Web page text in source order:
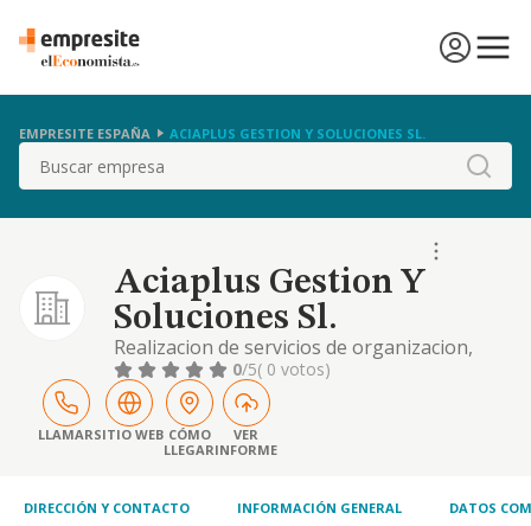
EMPRESITE ESPAÑA ACIAPLUS GESTION Y SOLUCIONES SL.
Buscar
Aciaplus Gestion Y
Soluciones Sl.
Realizacion de servicios de organizacion,
inspeccion, formacion, evaluacionde la
conformidad y gestion de proyectos de
empresas.
0/5( 0 votos)
LLAMARSITIO WEB CÓMO
LLEGAR
VER
INFORME
DIRECCIÓN Y CONTACTO INFORMACIÓN GENERAL DATOS